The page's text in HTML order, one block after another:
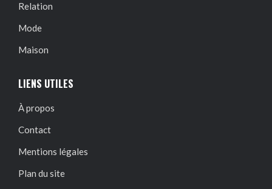
Relation
Mode
Maison
LIENS UTILES
À propos
Contact
Mentions légales
Plan du site